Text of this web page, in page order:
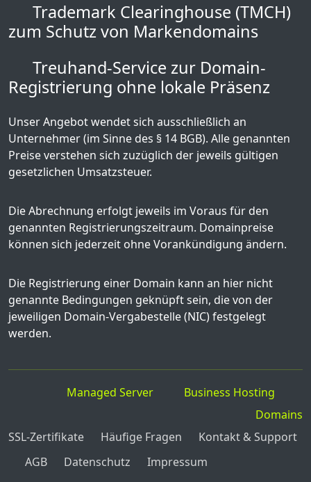
Trademark Clearinghouse (TMCH)
zum Schutz von Markendomains
Treuhand-Service zur Domain-
Registrierung ohne lokale Präsenz
Unser Angebot wendet sich ausschließlich an
Unternehmer (im Sinne des § 14 BGB). Alle genannten
Preise verstehen sich zuzüglich der jeweils gültigen
gesetzlichen Umsatzsteuer.
Die Abrechnung erfolgt jeweils im Voraus für den
genannten Registrierungszeitraum. Domainpreise
können sich jederzeit ohne Vorankündigung ändern.
Die Registrierung einer Domain kann an hier nicht
genannte Bedingungen geknüpft sein, die von der
jeweiligen Domain-Vergabestelle (NIC) festgelegt
werden.
Managed Server
Business Hosting
Domains
SSL-Zertifikate
Häufige Fragen
Kontakt & Support
AGB
Datenschutz Impressum